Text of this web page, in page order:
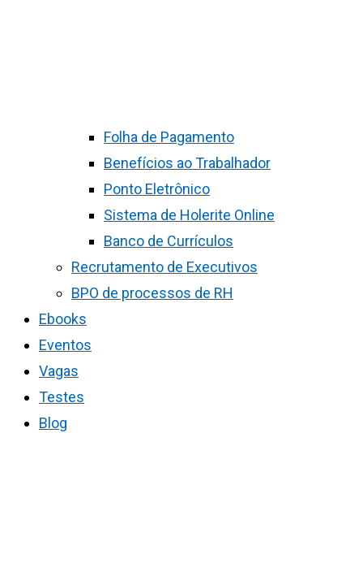
Folha de Pagamento
Benefícios ao Trabalhador
Ponto Eletrônico
Sistema de Holerite Online
Banco de Currículos
Recrutamento de Executivos
BPO de processos de RH
Ebooks
Eventos
Vagas
Testes
Blog